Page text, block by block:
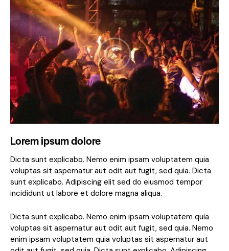
Lorem ipsum dolore
Dicta sunt explicabo. Nemo enim ipsam voluptatem quia
voluptas sit aspernatur aut odit aut fugit, sed quia. Dicta
sunt explicabo. Adipiscing elit sed do eiusmod tempor
incididunt ut labore et dolore magna aliqua.
Dicta sunt explicabo. Nemo enim ipsam voluptatem quia
voluptas sit aspernatur aut odit aut fugit, sed quia. Nemo
enim ipsam voluptatem quia voluptas sit aspernatur aut